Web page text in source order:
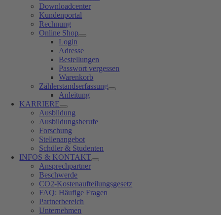
Downloadcenter
Kundenportal
Rechnung
Online Shop
Login
Adresse
Bestellungen
Passwort vergessen
Warenkorb
Zählerstandserfassung
Anleitung
KARRIERE
Ausbildung
Ausbildungsberufe
Forschung
Stellenangebot
Schüler & Studenten
INFOS & KONTAKT
Ansprechpartner
Beschwerde
CO2-Kostenaufteilungsgesetz
FAQ: Häufige Fragen
Partnerbereich
Unternehmen